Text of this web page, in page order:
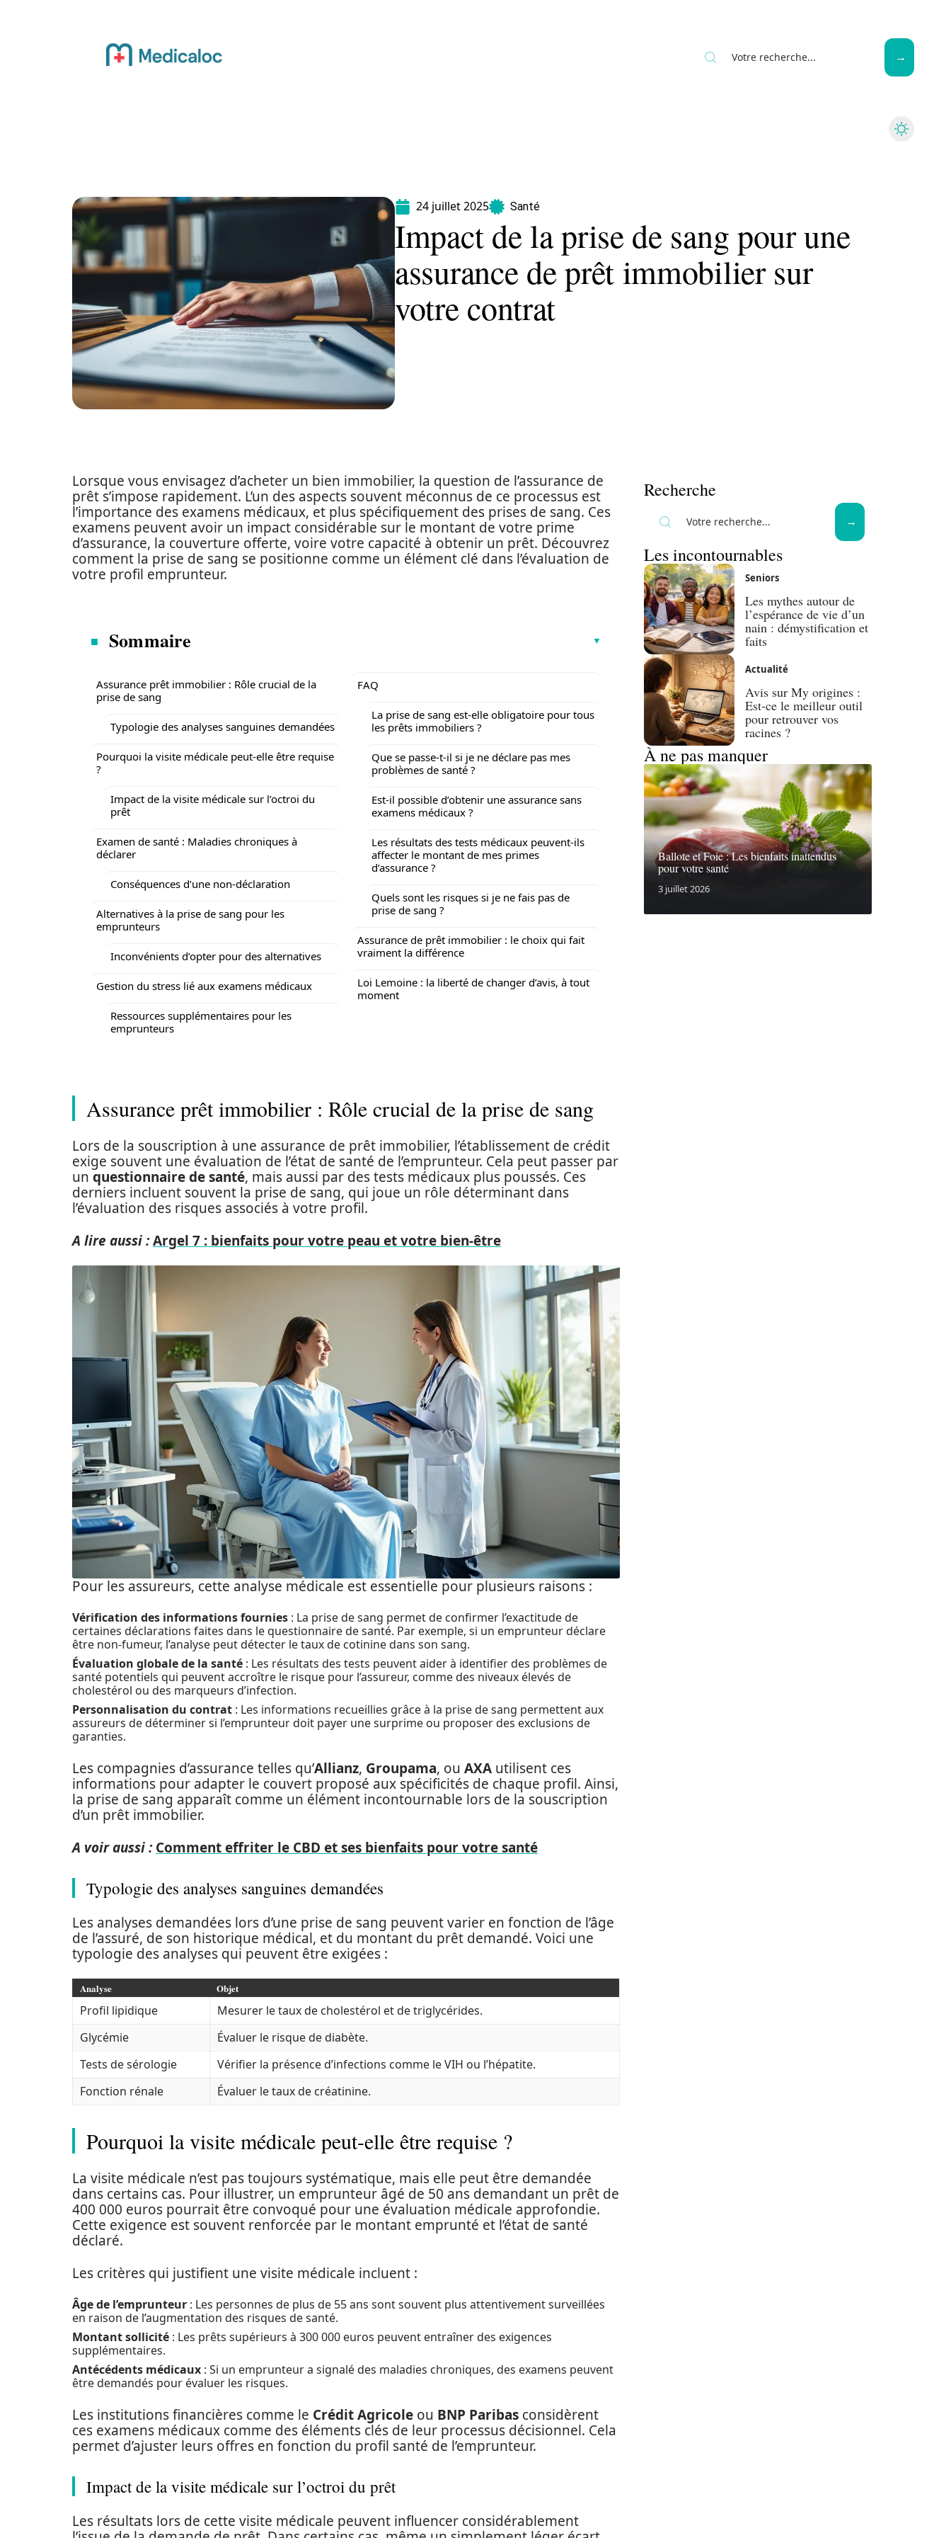
24 juillet 2025 Santé
Impact de la prise de sang pour une
assurance de prêt immobilier sur
votre contrat
Lorsque vous envisagez d’acheter un bien immobilier, la question de l’assurance de
prêt s’impose rapidement. L’un des aspects souvent méconnus de ce processus est
l’importance des examens médicaux, et plus spécifiquement des prises de sang. Ces
examens peuvent avoir un impact considérable sur le montant de votre prime
d’assurance, la couverture offerte, voire votre capacité à obtenir un prêt. Découvrez
comment la prise de sang se positionne comme un élément clé dans l’évaluation de
votre profil emprunteur.
Sommaire
Assurance prêt immobilier : Rôle crucial de la
prise de sang
Typologie des analyses sanguines demandées
Pourquoi la visite médicale peut-elle être requise
?
Impact de la visite médicale sur l’octroi du
prêt
Examen de santé : Maladies chroniques à
déclarer
Conséquences d’une non-déclaration
Alternatives à la prise de sang pour les
emprunteurs
Inconvénients d’opter pour des alternatives
Gestion du stress lié aux examens médicaux
Ressources supplémentaires pour les
emprunteurs
FAQ
La prise de sang est-elle obligatoire pour tous
les prêts immobiliers ?
Que se passe-t-il si je ne déclare pas mes
problèmes de santé ?
Est-il possible d’obtenir une assurance sans
examens médicaux ?
Les résultats des tests médicaux peuvent-ils
affecter le montant de mes primes
d’assurance ?
Quels sont les risques si je ne fais pas de
prise de sang ?
Assurance de prêt immobilier : le choix qui fait
vraiment la différence
Loi Lemoine : la liberté de changer d’avis, à tout
moment
Assurance prêt immobilier : Rôle crucial de la prise de sang
Lors de la souscription à une assurance de prêt immobilier, l’établissement de crédit
exige souvent une évaluation de l’état de santé de l’emprunteur. Cela peut passer par
un questionnaire de santé, mais aussi par des tests médicaux plus poussés. Ces
derniers incluent souvent la prise de sang, qui joue un rôle déterminant dans
l’évaluation des risques associés à votre profil.
A lire aussi :Argel 7 : bienfaits pour votre peau et votre bien-être
Pour les assureurs, cette analyse médicale est essentielle pour plusieurs raisons :
Vérification des informations fournies : La prise de sang permet de confirmer l’exactitude de
certaines déclarations faites dans le questionnaire de santé. Par exemple, si un emprunteur déclare
être non-fumeur, l’analyse peut détecter le taux de cotinine dans son sang.
Évaluation globale de la santé : Les résultats des tests peuvent aider à identifier des problèmes de
santé potentiels qui peuvent accroître le risque pour l’assureur, comme des niveaux élevés de
cholestérol ou des marqueurs d’infection.
Personnalisation du contrat : Les informations recueillies grâce à la prise de sang permettent aux
assureurs de déterminer si l’emprunteur doit payer une surprime ou proposer des exclusions de
garanties.
Les compagnies d’assurance telles qu’Allianz, Groupama, ou AXA utilisent ces
informations pour adapter le couvert proposé aux spécificités de chaque profil. Ainsi,
la prise de sang apparaît comme un élément incontournable lors de la souscription
d’un prêt immobilier.
A voir aussi : Comment effriter le CBD et ses bienfaits pour votre santé
Typologie des analyses sanguines demandées
Les analyses demandées lors d’une prise de sang peuvent varier en fonction de l’âge
de l’assuré, de son historique médical, et du montant du prêt demandé. Voici une
typologie des analyses qui peuvent être exigées :
Analyse Objet
Profil lipidique
Mesurer le taux de cholestérol et de triglycérides.
Glycémie
Évaluer le risque de diabète.
Tests de sérologie
Vérifier la présence d’infections comme le VIH ou l’hépatite.
Fonction rénale
Évaluer le taux de créatinine.
Pourquoi la visite médicale peut-elle être requise ?
La visite médicale n’est pas toujours systématique, mais elle peut être demandée
dans certains cas. Pour illustrer, un emprunteur âgé de 50 ans demandant un prêt de
400 000 euros pourrait être convoqué pour une évaluation médicale approfondie.
Cette exigence est souvent renforcée par le montant emprunté et l’état de santé
déclaré.
Les critères qui justifient une visite médicale incluent :
Âge de l’emprunteur : Les personnes de plus de 55 ans sont souvent plus attentivement surveillées
en raison de l’augmentation des risques de santé.
Montant sollicité : Les prêts supérieurs à 300 000 euros peuvent entraîner des exigences
supplémentaires.
Antécédents médicaux : Si un emprunteur a signalé des maladies chroniques, des examens peuvent
être demandés pour évaluer les risques.
Les institutions financières comme le Crédit Agricole ou BNP Paribas considèrent
ces examens médicaux comme des éléments clés de leur processus décisionnel. Cela
permet d’ajuster leurs offres en fonction du profil santé de l’emprunteur.
Impact de la visite médicale sur l’octroi du prêt
Les résultats lors de cette visite médicale peuvent influencer considérablement
Recherche
Les incontournables
Seniors
Les mythes autour de
l’espérance de vie d’un
nain : démystification et
faits
Actualité
Avis sur My origines :
Est-ce le meilleur outil
pour retrouver vos
racines ?
À ne pas manquer
Ballote et Foie : Les bienfaits inattendus
pour votre santé
3 juillet 2026